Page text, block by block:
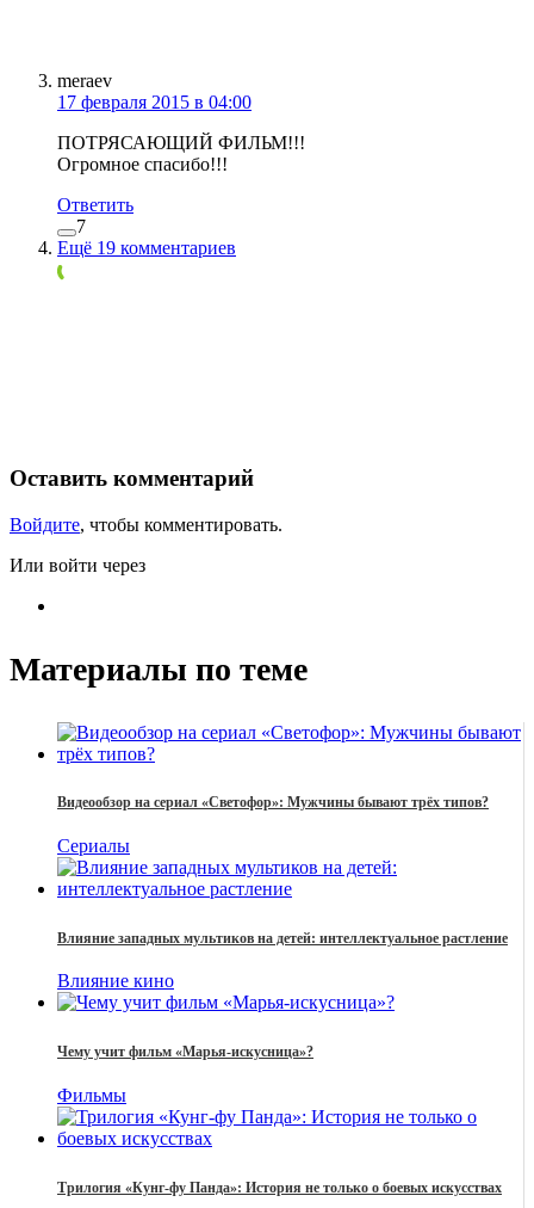
meraev
17 февраля 2015 в 04:00
ПОТРЯСАЮЩИЙ ФИЛЬМ!!!
Огромное спасибо!!!
Ответить
7
Ещё 19 комментариев
Оставить комментарий
Войдите, чтобы комментировать.
Или войти через
Материалы по теме
Видеообзор на сериал «Светофор»: Мужчины бывают трёх типов?
Сериалы
Влияние западных мультиков на детей: интеллектуальное растление
Влияние кино
Чему учит фильм «Марья-искусница»?
Фильмы
Трилогия «Кунг-фу Панда»: История не только о боевых искусствах